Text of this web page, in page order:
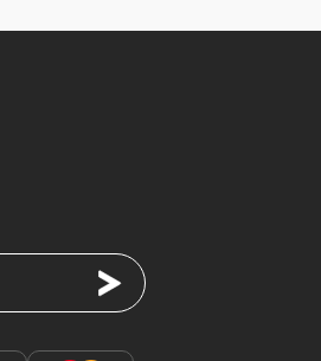
Подписаться